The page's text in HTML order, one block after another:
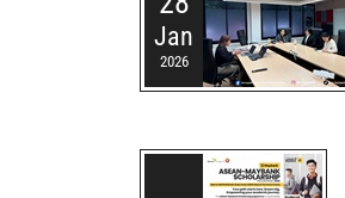
Jan
2026